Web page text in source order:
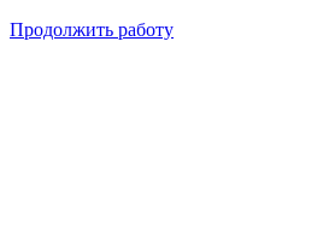
Продолжить работу